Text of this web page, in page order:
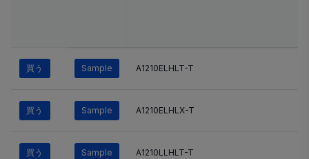
買う Sample A1210ELHLT-T
買う Sample A1210ELHLX-T
買う Sample A1210LLHLT-T